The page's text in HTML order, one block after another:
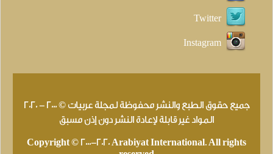
Twitter
Instagram
جميع حقوق الطبع والنشر محفوظة لمجلة عربيات © 2000 - 2020
المواد غير قابلة لإعادة النشر دون إذن مسبق
Copyright © 2000-2020 Arabiyat International. All rights